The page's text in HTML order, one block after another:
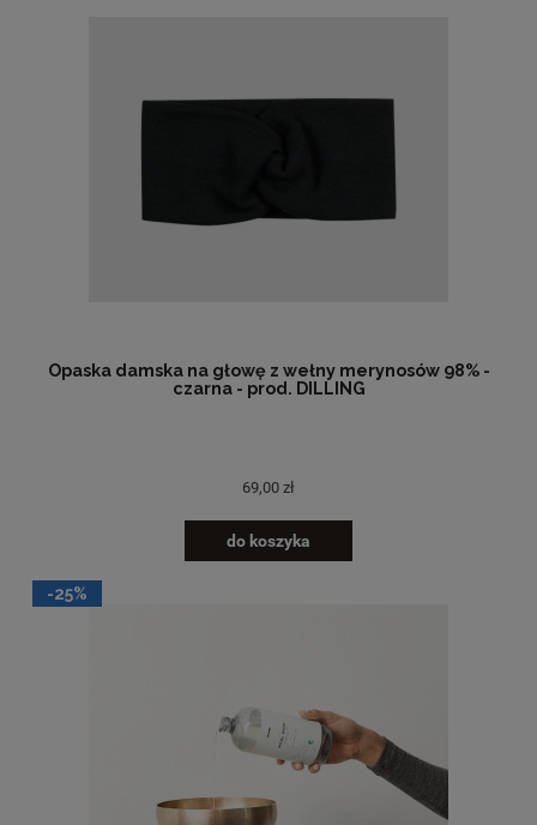
Opaska damska na głowę z wełny merynosów 98% -
czarna - prod. DILLING
69,00 zł
do koszyka
-25%